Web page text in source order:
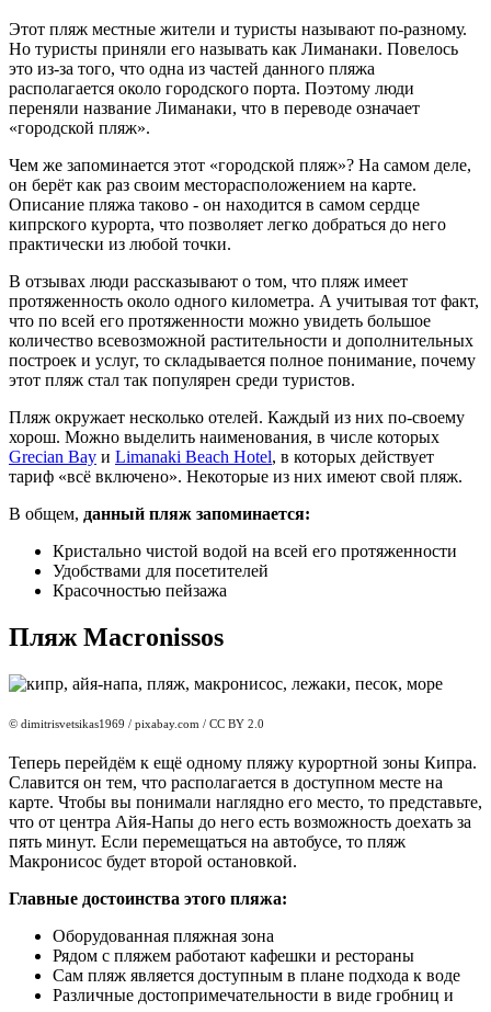
Этот пляж местные жители и туристы называют по-разному.
Но туристы приняли его называть как Лиманаки. Повелось
это из-за того, что одна из частей данного пляжа
располагается около городского порта. Поэтому люди
переняли название Лиманаки, что в переводе означает
«городской пляж».
Чем же запоминается этот «городской пляж»? На самом деле,
он берёт как раз своим месторасположением на карте.
Описание пляжа таково - он находится в самом сердце
кипрского курорта, что позволяет легко добраться до него
практически из любой точки.
В отзывах люди рассказывают о том, что пляж имеет
протяженность около одного километра. А учитывая тот факт,
что по всей его протяженности можно увидеть большое
количество всевозможной растительности и дополнительных
построек и услуг, то складывается полное понимание, почему
этот пляж стал так популярен среди туристов.
Пляж окружает несколько отелей. Каждый из них по-своему
хорош. Можно выделить наименования, в числе которых
Grecian Bay и Limanaki Beach Hotel, в которых действует
тариф «всё включено». Некоторые из них имеют свой пляж.
В общем, данный пляж запоминается:
Кристально чистой водой на всей его протяженности
Удобствами для посетителей
Красочностью пейзажа
Пляж Macronissos
© dimitrisvetsikas1969 / pixabay.com / CC BY 2.0
Теперь перейдём к ещё одному пляжу курортной зоны Кипра.
Славится он тем, что располагается в доступном месте на
карте. Чтобы вы понимали наглядно его место, то представьте,
что от центра Айя-Напы до него есть возможность доехать за
пять минут. Если перемещаться на автобусе, то пляж
Макронисос будет второй остановкой.
Главные достоинства этого пляжа:
Оборудованная пляжная зона
Рядом с пляжем работают кафешки и рестораны
Сам пляж является доступным в плане подхода к воде
Различные достопримечательности в виде гробниц и